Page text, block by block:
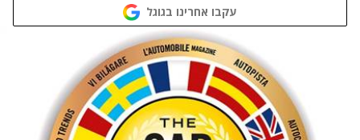
עקבו אחרינו בגוגל